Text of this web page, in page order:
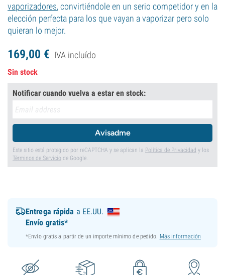
vaporizadores, convirtiéndole en un serio competidor y en la
elección perfecta para los que vayan a vaporizar pero solo
quieran lo mejor.
169,00 € IVA incluído
Sin stock
Notificar cuando vuelva a estar en stock:
Avisadme
Este sitio está protegido por reCAPTCHA y se aplican la Política de Privacidad y los
Términos de Servicio de Google.
Entrega rápida a EE.UU.
Envío gratis*
*Envío gratis a partir de un importe mínimo de pedido. Más información